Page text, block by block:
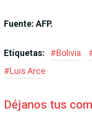
Fuente: AFP.
Etiquetas: #Bolivia
#Luis Arce
Déjanos tus